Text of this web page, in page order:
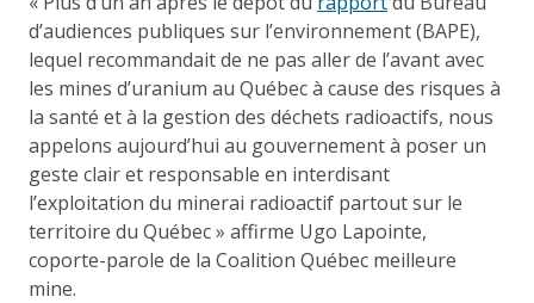
d’audiences publiques sur l’environnement (BAPE),
lequel recommandait de ne pas aller de l’avant avec
les mines d’uranium au Québec à cause des risques à
la santé et à la gestion des déchets radioactifs, nous
appelons aujourd’hui au gouvernement à poser un
geste clair et responsable en interdisant
l’exploitation du minerai radioactif partout sur le
territoire du Québec » affirme Ugo Lapointe,
coporte-parole de la Coalition Québec meilleure
mine.